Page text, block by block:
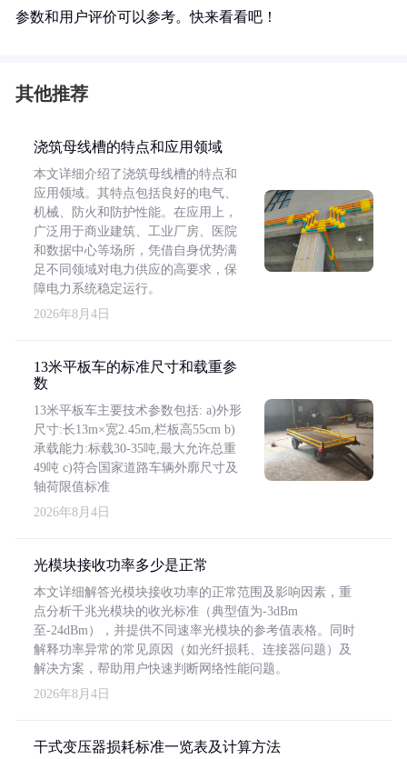
参数和用户评价可以参考。快来看看吧！
其他推荐
浇筑母线槽的特点和应用领域
本文详细介绍了浇筑母线槽的特点和
应用领域。其特点包括良好的电气、
机械、防火和防护性能。在应用上，
广泛用于商业建筑、工业厂房、医院
和数据中心等场所，凭借自身优势满
足不同领域对电力供应的高要求，保
障电力系统稳定运行。
2026年8月4日
13米平板车的标准尺寸和载重参
数
13米平板车主要技术参数包括: a)外形
尺寸:长13m×宽2.45m,栏板高55cm b)
承载能力:标载30-35吨,最大允许总重
49吨 c)符合国家道路车辆外廓尺寸及
轴荷限值标准
2026年8月4日
光模块接收功率多少是正常
本文详细解答光模块接收功率的正常范围及影响因素，重
点分析千兆光模块的收光标准（典型值为-3dBm
至-24dBm），并提供不同速率光模块的参考值表格。同时
解释功率异常的常见原因（如光纤损耗、连接器问题）及
解决方案，帮助用户快速判断网络性能问题。
2026年8月4日
干式变压器损耗标准一览表及计算方法